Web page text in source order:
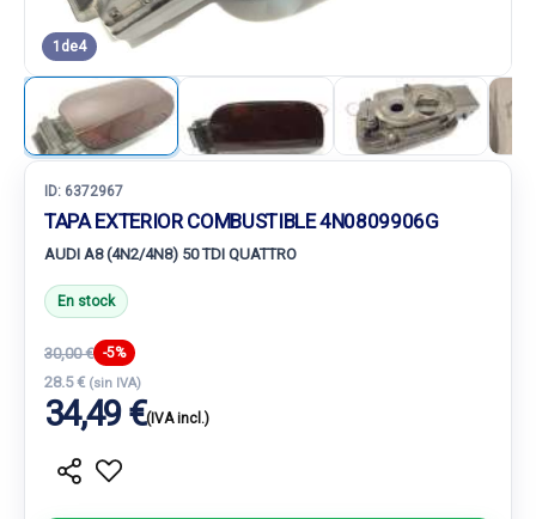
1 de4
ID: 6372967
TAPA EXTERIOR COMBUSTIBLE 4N0809906G
AUDI A8 (4N2/4N8) 50 TDI QUATTRO
En stock
30,00 € -5%
28.5 € (sin IVA)
34,49 €(IVA incl.)